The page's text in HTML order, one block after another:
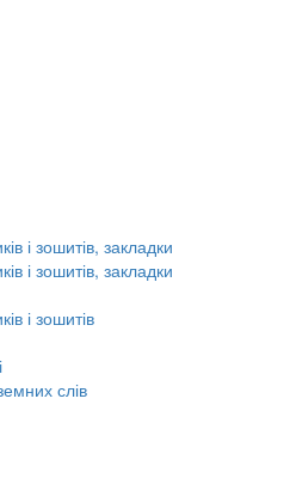
і зошитів, закладки
і зошитів, закладки
і зошитів
слів